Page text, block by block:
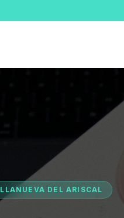
DEL ARISCAL